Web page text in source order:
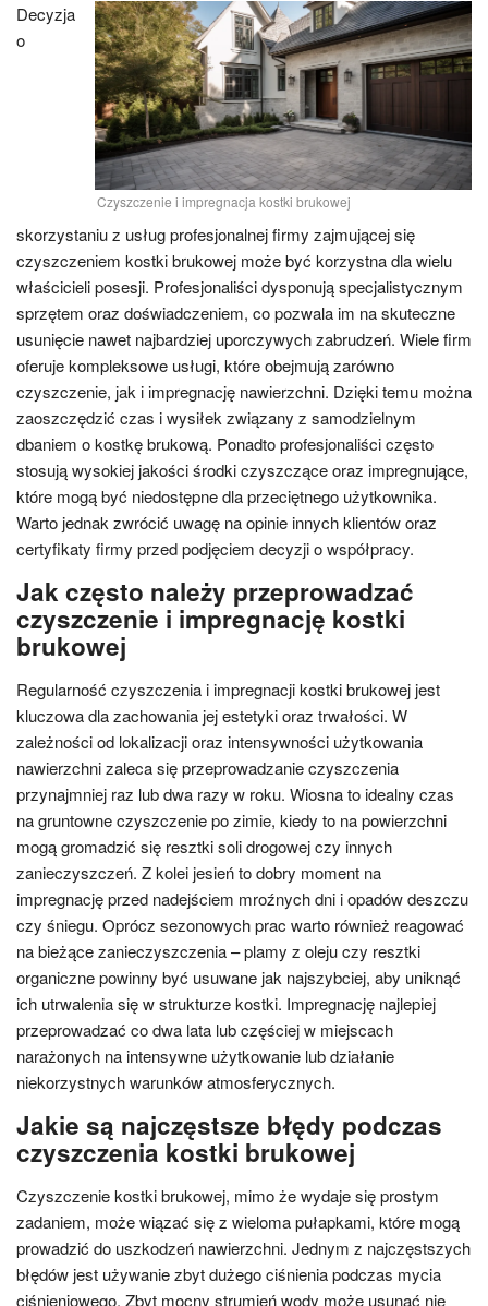
Czyszczenie i impregnacja kostki brukowej
Decyzja
o
skorzystaniu z usług profesjonalnej firmy zajmującej się
czyszczeniem kostki brukowej może być korzystna dla wielu
właścicieli posesji. Profesjonaliści dysponują specjalistycznym
sprzętem oraz doświadczeniem, co pozwala im na skuteczne
usunięcie nawet najbardziej uporczywych zabrudzeń. Wiele firm
oferuje kompleksowe usługi, które obejmują zarówno
czyszczenie, jak i impregnację nawierzchni. Dzięki temu można
zaoszczędzić czas i wysiłek związany z samodzielnym
dbaniem o kostkę brukową. Ponadto profesjonaliści często
stosują wysokiej jakości środki czyszczące oraz impregnujące,
które mogą być niedostępne dla przeciętnego użytkownika.
Warto jednak zwrócić uwagę na opinie innych klientów oraz
certyfikaty firmy przed podjęciem decyzji o współpracy.
Jak często należy przeprowadzać
czyszczenie i impregnację kostki
brukowej
Regularność czyszczenia i impregnacji kostki brukowej jest
kluczowa dla zachowania jej estetyki oraz trwałości. W
zależności od lokalizacji oraz intensywności użytkowania
nawierzchni zaleca się przeprowadzanie czyszczenia
przynajmniej raz lub dwa razy w roku. Wiosna to idealny czas
na gruntowne czyszczenie po zimie, kiedy to na powierzchni
mogą gromadzić się resztki soli drogowej czy innych
zanieczyszczeń. Z kolei jesień to dobry moment na
impregnację przed nadejściem mroźnych dni i opadów deszczu
czy śniegu. Oprócz sezonowych prac warto również reagować
na bieżące zanieczyszczenia – plamy z oleju czy resztki
organiczne powinny być usuwane jak najszybciej, aby uniknąć
ich utrwalenia się w strukturze kostki. Impregnację najlepiej
przeprowadzać co dwa lata lub częściej w miejscach
narażonych na intensywne użytkowanie lub działanie
niekorzystnych warunków atmosferycznych.
Jakie są najczęstsze błędy podczas
czyszczenia kostki brukowej
Czyszczenie kostki brukowej, mimo że wydaje się prostym
zadaniem, może wiązać się z wieloma pułapkami, które mogą
prowadzić do uszkodzeń nawierzchni. Jednym z najczęstszych
błędów jest używanie zbyt dużego ciśnienia podczas mycia
ciśnieniowego. Zbyt mocny strumień wody może usunąć nie